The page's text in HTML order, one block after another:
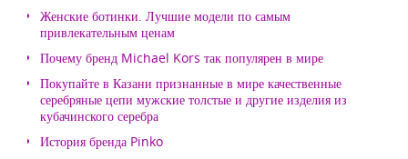
Женские ботинки. Лучшие модели по самым
привлекательным ценам
Почему бренд Michael Kors так популярен в мире
Покупайте в Казани признанные в мире качественные
серебряные цепи мужские толстые и другие изделия из
кубачинского серебра
История бренда Pinko